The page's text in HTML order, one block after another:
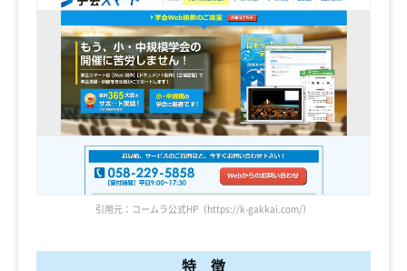
引用元：コームラ公式HP（https://k-gakkai.com/）
特 徴